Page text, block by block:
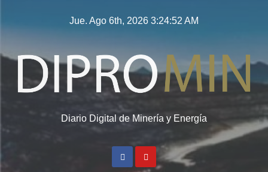
Jue. Ago 6th, 2026 3:24:53 AM
Diario Digital de Minería y Energía